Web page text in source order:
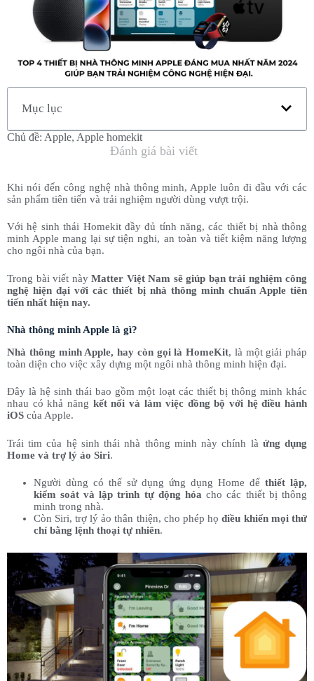
Mục lục
Chủ đề: Apple, Apple homekit
Đánh giá bài viết
Khi nói đến công nghệ nhà thông minh, Apple luôn đi đầu với các
sản phẩm tiên tiến và trải nghiệm người dùng vượt trội.
Với hệ sinh thái Homekit đầy đủ tính năng, các thiết bị nhà thông
minh Apple mang lại sự tiện nghi, an toàn và tiết kiệm năng lượng
cho ngôi nhà của bạn.
Trong bài viết này Matter Việt Nam sẽ giúp bạn trải nghiệm công
nghệ hiện đại với các thiết bị nhà thông minh chuẩn Apple tiên
tiến nhất hiện nay.
Nhà thông minh Apple là gì?
Nhà thông minh Apple, hay còn gọi là HomeKit, là một giải pháp
toàn diện cho việc xây dựng một ngôi nhà thông minh hiện đại.
Đây là hệ sinh thái bao gồm một loạt các thiết bị thông minh khác
nhau có khả năng kết nối và làm việc đồng bộ với hệ điều hành
iOS của Apple.
Trái tim của hệ sinh thái nhà thông minh này chính là ứng dụng
Home và trợ lý ảo Siri.
Người dùng có thể sử dụng ứng dụng Home để thiết lập,
kiểm soát và lập trình tự động hóacho các thiết bị thông
minh trong nhà.
Còn Siri, trợ lý ảo thân thiện, cho phép họđiều khiển mọi thứ
chỉ bằng lệnh thoại tự nhiên.